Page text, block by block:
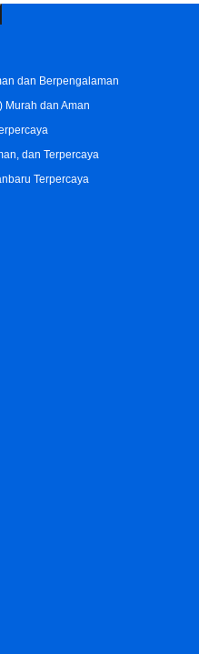
dan Berpengalaman
Murah dan Aman
dan Terpercaya
Terpercaya